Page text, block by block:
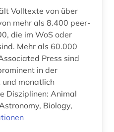
Volltexte von über
mehr als 8.400 peer-
die im WoS oder
Mehr als 60.000
Press sind
in der
monatlich
Biology,